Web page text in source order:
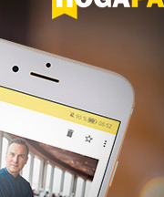
neu aus.
und